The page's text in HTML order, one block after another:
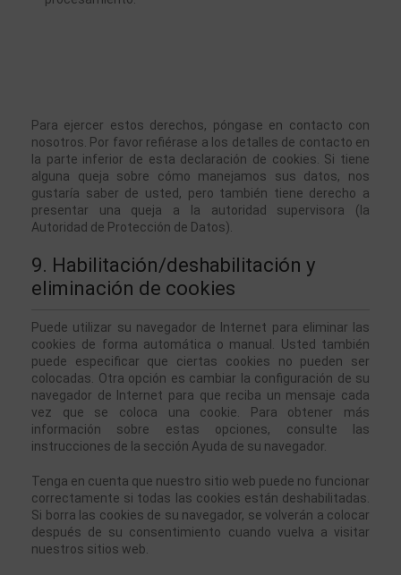
Para ejercer estos derechos, póngase en contacto con
nosotros. Por favor refiérase a los detalles de contacto en
la parte inferior de esta declaración de cookies. Si tiene
alguna queja sobre cómo manejamos sus datos, nos
gustaría saber de usted, pero también tiene derecho a
presentar una queja a la autoridad supervisora (la
Autoridad de Protección de Datos).
9. Habilitación/deshabilitación y
eliminación de cookies
Puede utilizar su navegador de Internet para eliminar las
cookies de forma automática o manual. Usted también
puede especificar que ciertas cookies no pueden ser
colocadas. Otra opción es cambiar la configuración de su
navegador de Internet para que reciba un mensaje cada
vez que se coloca una cookie. Para obtener más
información sobre estas opciones, consulte las
instrucciones de la sección Ayuda de su navegador.
Tenga en cuenta que nuestro sitio web puede no funcionar
correctamente si todas las cookies están deshabilitadas.
Si borra las cookies de su navegador, se volverán a colocar
después de su consentimiento cuando vuelva a visitar
nuestros sitios web.